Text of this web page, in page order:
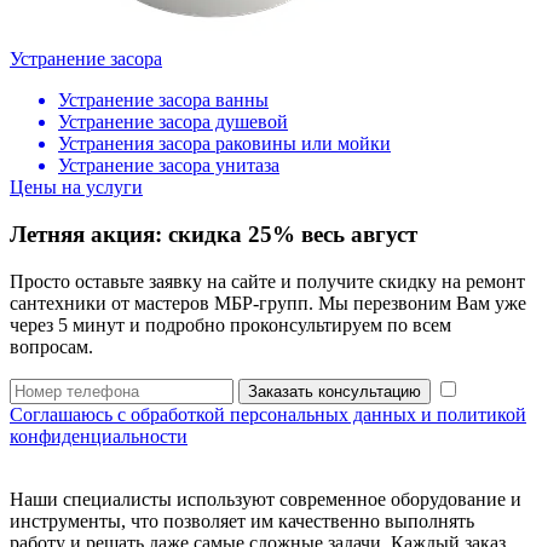
Устранение засора
Устранение засора ванны
Устранение засора душевой
Устранения засора раковины или мойки
Устранение засора унитаза
Цены на услуги
Летняя акция: скидка 25% весь август
Просто оставьте заявку на сайте и получите скидку на ремонт
сантехники от мастеров МБР-групп. Мы перезвоним Вам уже
через 5 минут и подробно проконсультируем по всем
вопросам.
Заказать консультацию
Соглашаюсь с обработкой персональных данных и политикой
конфиденциальности
Наши специалисты используют современное оборудование и
инструменты, что позволяет им качественно выполнять
работу и решать даже самые сложные задачи. Каждый заказ